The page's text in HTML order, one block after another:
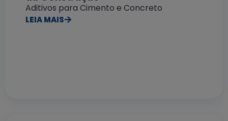
Aditivos para Cimento e Concreto
LEIA MAIS